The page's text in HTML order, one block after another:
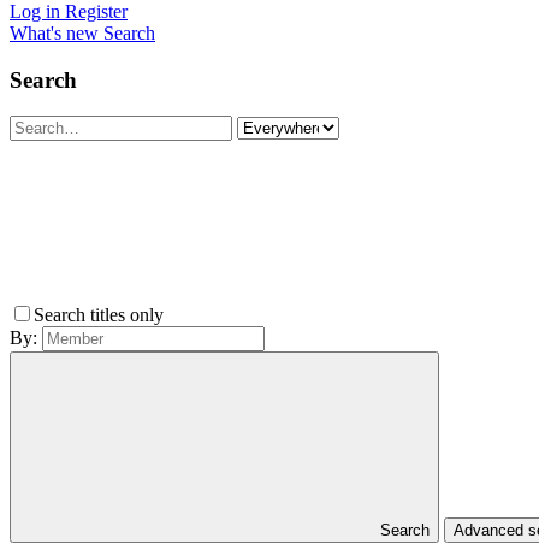
Log in Register
What's new Search
Search
Search titles only
By:
Search Advanced